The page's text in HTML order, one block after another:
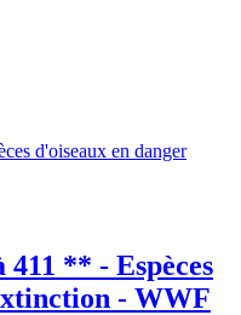
** - Espèces
- WWF